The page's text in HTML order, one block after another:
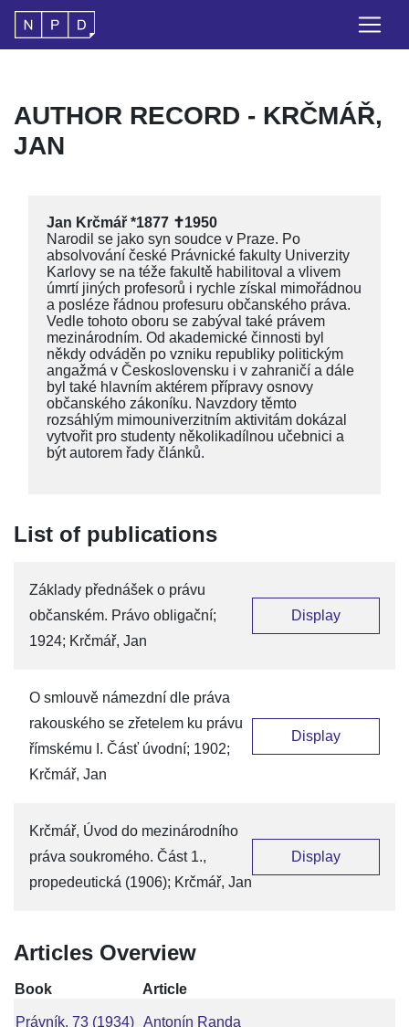
AUTHOR RECORD - KRČMÁŘ,
JAN
Jan Krčmář *1877 ✝1950
Narodil se jako syn soudce v Praze. Po
absolvování české Právnické fakulty Univerzity
Karlovy se na téže fakultě habilitoval a vlivem
úmrtí jiných profesorů i rychle získal mimořádnou
a posléze řádnou profesuru občanského práva.
Vedle tohoto oboru se zabýval také právem
mezinárodním. Od akademické činnosti byl
někdy odváděn po vzniku republiky politickým
angažmá v Československu i v zahraničí a dále
byl také hlavním aktérem přípravy osnovy
občanského zákoníku. Navzdory těmto
rozsáhlým mimouniverzitním aktivitám dokázal
vytvořit pro studenty několikadílnou učebnici a
být autorem řady článků.
List of publications
Základy přednášek o právu
občanském. Právo obligační;
1924; Krčmář, Jan
Display
O smlouvě námezdní dle práva
rakouského se zřetelem ku právu
římskému I. Čásť úvodní; 1902;
Krčmář, Jan
Display
Krčmář, Úvod do mezinárodního
práva soukromého. Část 1.,
propedeutická (1906); Krčmář, Jan
Display
Articles Overview
Book Article
Právník, 73 (1934) Antonín Randa